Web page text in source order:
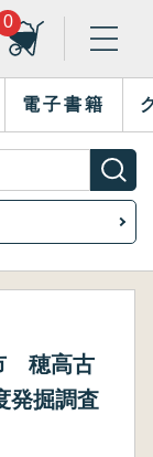
0
電子書籍
穂高古
掘調査